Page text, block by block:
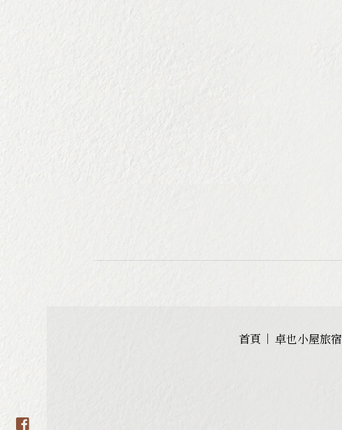
首頁 卓也小屋旅宿